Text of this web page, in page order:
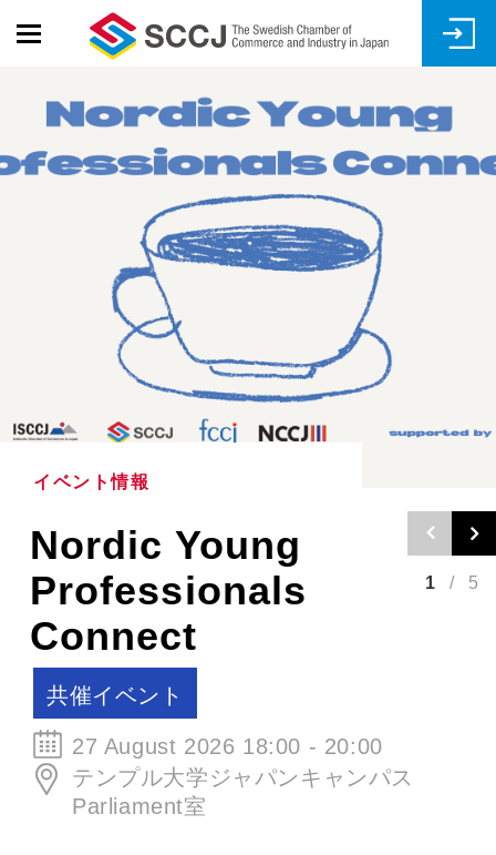
イベント情報
秋の北欧クラフ
トビールイヴニ
ング
2 / 5
SCCJイベント
30 September 2026 19:00 - 21:00
ØL La Cabina